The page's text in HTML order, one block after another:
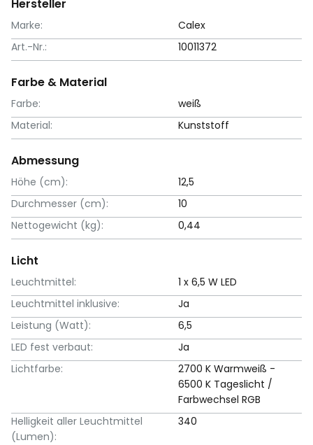
Hersteller
Marke:
Calex
Art.-Nr.:
10011372
Farbe & Material
Farbe:
weiß
Material:
Kunststoff
Abmessung
Höhe (cm):
12,5
Durchmesser (cm):
10
Nettogewicht (kg):
0,44
Licht
Leuchtmittel:
1 x 6,5 W LED
Leuchtmittel inklusive:
Ja
Leistung (Watt):
6,5
LED fest verbaut:
Ja
Lichtfarbe:
2700 K Warmweiß -
6500 K Tageslicht /
Farbwechsel RGB
Helligkeit aller Leuchtmittel
(Lumen):
340